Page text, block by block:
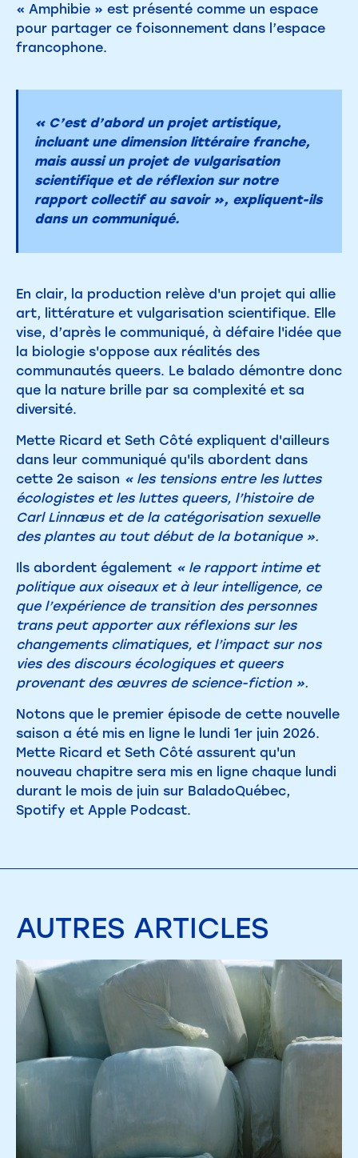
« Amphibie » est présenté comme un espace
pour partager ce foisonnement dans l’espace
francophone.
« C’est d’abord un projet artistique,
incluant une dimension littéraire franche,
mais aussi un projet de vulgarisation
scientifique et de réflexion sur notre
rapport collectif au savoir », expliquent-ils
dans un communiqué.
En clair, la production relève d'un projet qui allie
art, littérature et vulgarisation scientifique. Elle
vise, d’après le communiqué, à défaire l'idée que
la biologie s'oppose aux réalités des
communautés queers. Le balado démontre donc
que la nature brille par sa complexité et sa
diversité.
Mette Ricard et Seth Côté expliquent d'ailleurs
dans leur communiqué qu'ils abordent dans
cette 2e saison « les tensions entre les luttes
écologistes et les luttes queers, l’histoire de
Carl Linnæus et de la catégorisation sexuelle
des plantes au tout début de la botanique ».
Ils abordent également « le rapport intime et
politique aux oiseaux et à leur intelligence, ce
que l’expérience de transition des personnes
trans peut apporter aux réflexions sur les
changements climatiques, et l’impact sur nos
vies des discours écologiques et queers
provenant des œuvres de science-fiction ».
Notons que le premier épisode de cette nouvelle
saison a été mis en ligne le lundi 1er juin 2026.
Mette Ricard et Seth Côté assurent qu'un
nouveau chapitre sera mis en ligne chaque lundi
durant le mois de juin sur BaladoQuébec,
Spotify et Apple Podcast.
AUTRES ARTICLES